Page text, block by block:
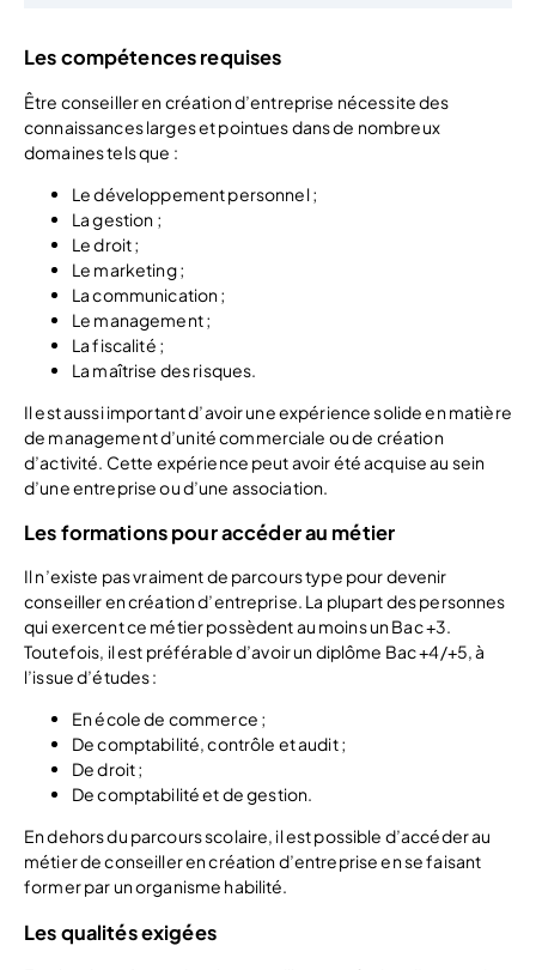
Les compétences requises
Être conseiller en création d’entreprise nécessite des
connaissances larges et pointues dans de nombreux
domaines tels que :
Le développement personnel ;
La gestion ;
Le droit ;
Le marketing ;
La communication ;
Le management ;
La fiscalité ;
La maîtrise des risques.
Il est aussi important d’avoir une expérience solide en matière
de management d’unité commerciale ou de création
d’activité. Cette expérience peut avoir été acquise au sein
d’une entreprise ou d’une association.
Les formations pour accéder au métier
Il n’existe pas vraiment de parcours type pour devenir
conseiller en création d’entreprise. La plupart des personnes
qui exercent ce métier possèdent au moins un Bac +3.
Toutefois, il est préférable d’avoir un diplôme Bac +4/+5, à
l’issue d’études :
En école de commerce ;
De comptabilité, contrôle et audit ;
De droit ;
De comptabilité et de gestion.
En dehors du parcours scolaire, il est possible d’accéder au
métier de conseiller en création d’entreprise en se faisant
former par un organisme habilité.
Les qualités exigées